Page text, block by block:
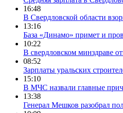
16:48
В Свердловской области
13:16
База «Динамо» примет и
10:22
В свердловском минздраве
08:52
Зарплаты уральских
15:10
В МЧС назвали главные
13:38
Генерал Мешков разобрал